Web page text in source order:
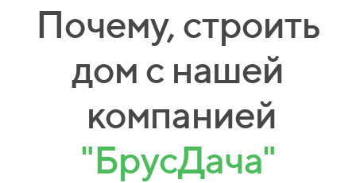
Почему, строить
дом с нашей
компанией
"БрусДача"